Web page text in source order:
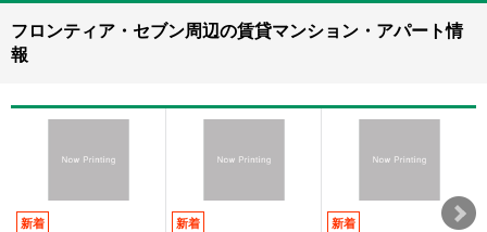
フロンティア・セブン周辺の賃貸マンション・アパート情
報
新着 新着 新着